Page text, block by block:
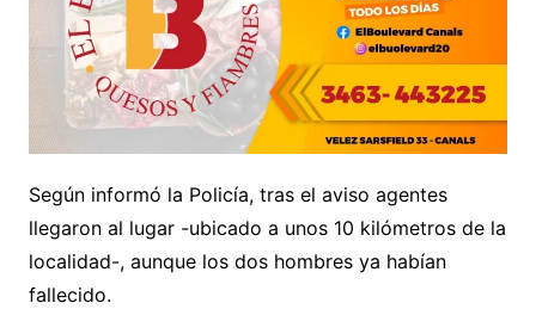
Según informó la Policía, tras el aviso agentes
llegaron al lugar -ubicado a unos 10 kilómetros de la
localidad-, aunque los dos hombres ya habían
fallecido.